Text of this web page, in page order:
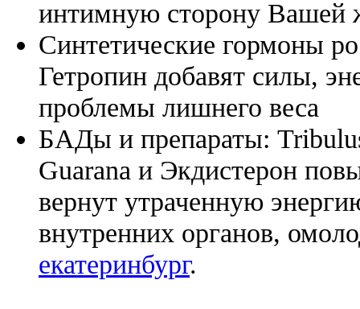
интимную сторону Вашей
Синтетические гормоны
Гетропин добавят силы,
проблемы лишнего веса
БАДы и препараты:
Guarana и Экдистерон
вернут утраченную
внутренних органов,
екатеринбург.